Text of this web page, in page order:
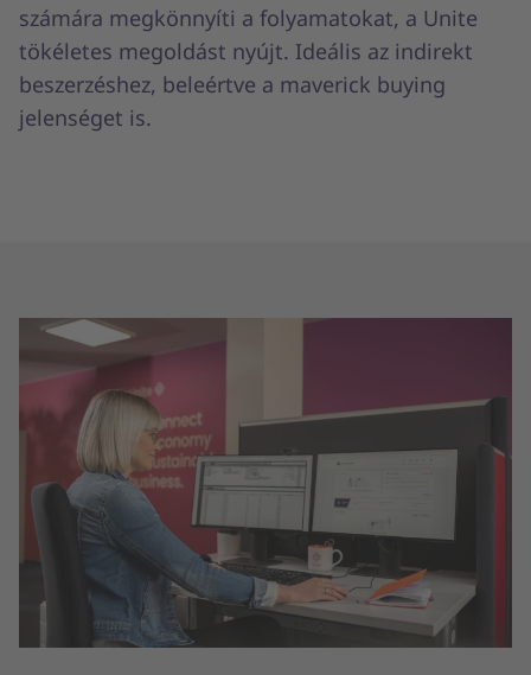
számára megkönnyíti a folyamatokat, a Unite
tökéletes megoldást nyújt. Ideális az indirekt
beszerzéshez, beleértve a maverick buying
jelenséget is.